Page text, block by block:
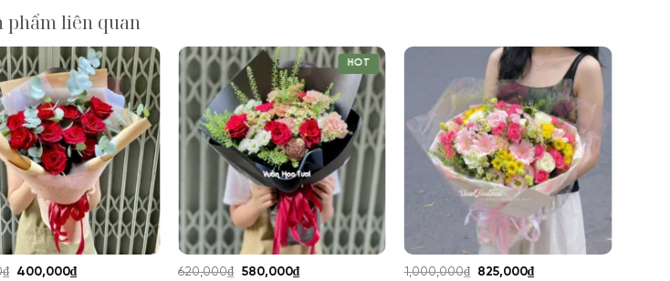
phẩm liên quan
₫ Giá
400,000₫Giá
HOT
620,000₫ Giá
580,000₫Giá
1,000,000₫
Giá
825,000₫Giá